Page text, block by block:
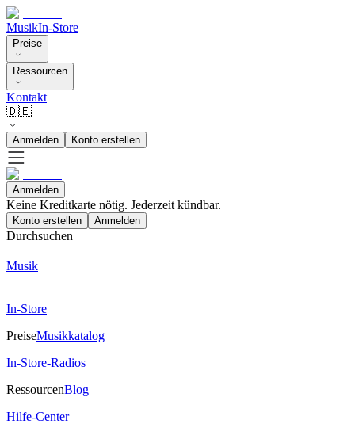
MusikIn-Store
Preise
Ressourcen
Kontakt
🇩🇪
Anmelden Konto erstellen
Anmelden
Keine Kreditkarte nötig. Jederzeit kündbar.
Konto erstellen Anmelden
Durchsuchen
Musik
In-Store
PreiseMusikkatalog
In-Store-Radios
RessourcenBlog
Hilfe-Center